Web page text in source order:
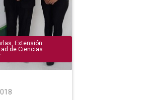
, Extensión
de Ciencias